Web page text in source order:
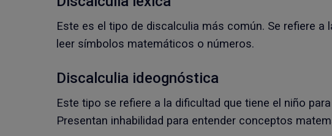
Este es el tipo de discalculia más común. Se refiere a
leer símbolos matemáticos o números.
Discalculia ideognóstica
Este tipo se refiere a la dificultad que tiene el niño
Presentan inhabilidad para entender conceptos